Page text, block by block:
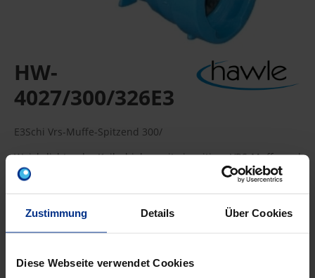
Zustimmung Details Über Cookies
Diese Webseite verwendet Cookies
HW-
4027/300/326E3
E3Schi Vrs-Muffe-Spitzend 300/
Weichdichtender Keilschieber mit einseitiger VRS-Muffe und
einseitigem VRS-Spitzende
2 st = 1 pal